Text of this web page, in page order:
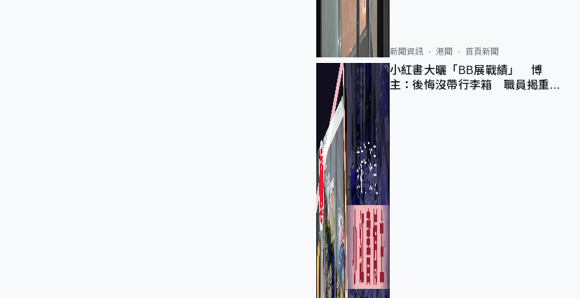
新聞資訊 港聞 首頁新聞
小紅書大曬「BB展戰績」 博
主：後悔沒帶行李箱 職員揭重複